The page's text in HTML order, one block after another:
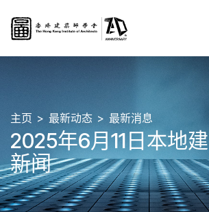
主页 最新动态 最新消息
2025年6月11日本地
新闻